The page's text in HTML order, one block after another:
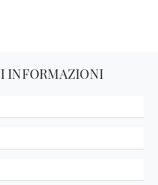
INFORMAZIONI